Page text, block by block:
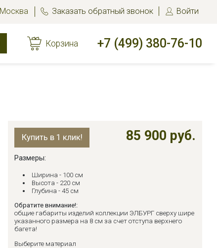
Москва Заказать обратный звонок Войти
Корзина +7 (499) 380-76-10
Купить в 1 клик! 85 900 руб.
Размеры:
Ширина - 100 см
Высота - 220 см
Глубина - 45 см
Обратите внимание!:
общие габариты изделий коллекции ЭЛБУРГ сверху шире
указанного размера на 8 см за счет отступа верхнего
багета!
Выберите материал